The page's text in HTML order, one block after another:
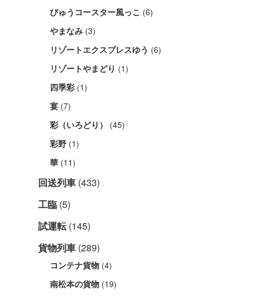
びゅうコースター風っこ (6)
やまなみ (3)
リゾートエクスプレスゆう (6)
リゾートやまどり (1)
四季彩 (1)
宴 (7)
彩（いろどり） (45)
彩野 (1)
華 (11)
回送列車 (433)
工臨 (5)
試運転(145)
貨物列車 (289)
コンテナ貨物 (4)
南松本の貨物 (19)